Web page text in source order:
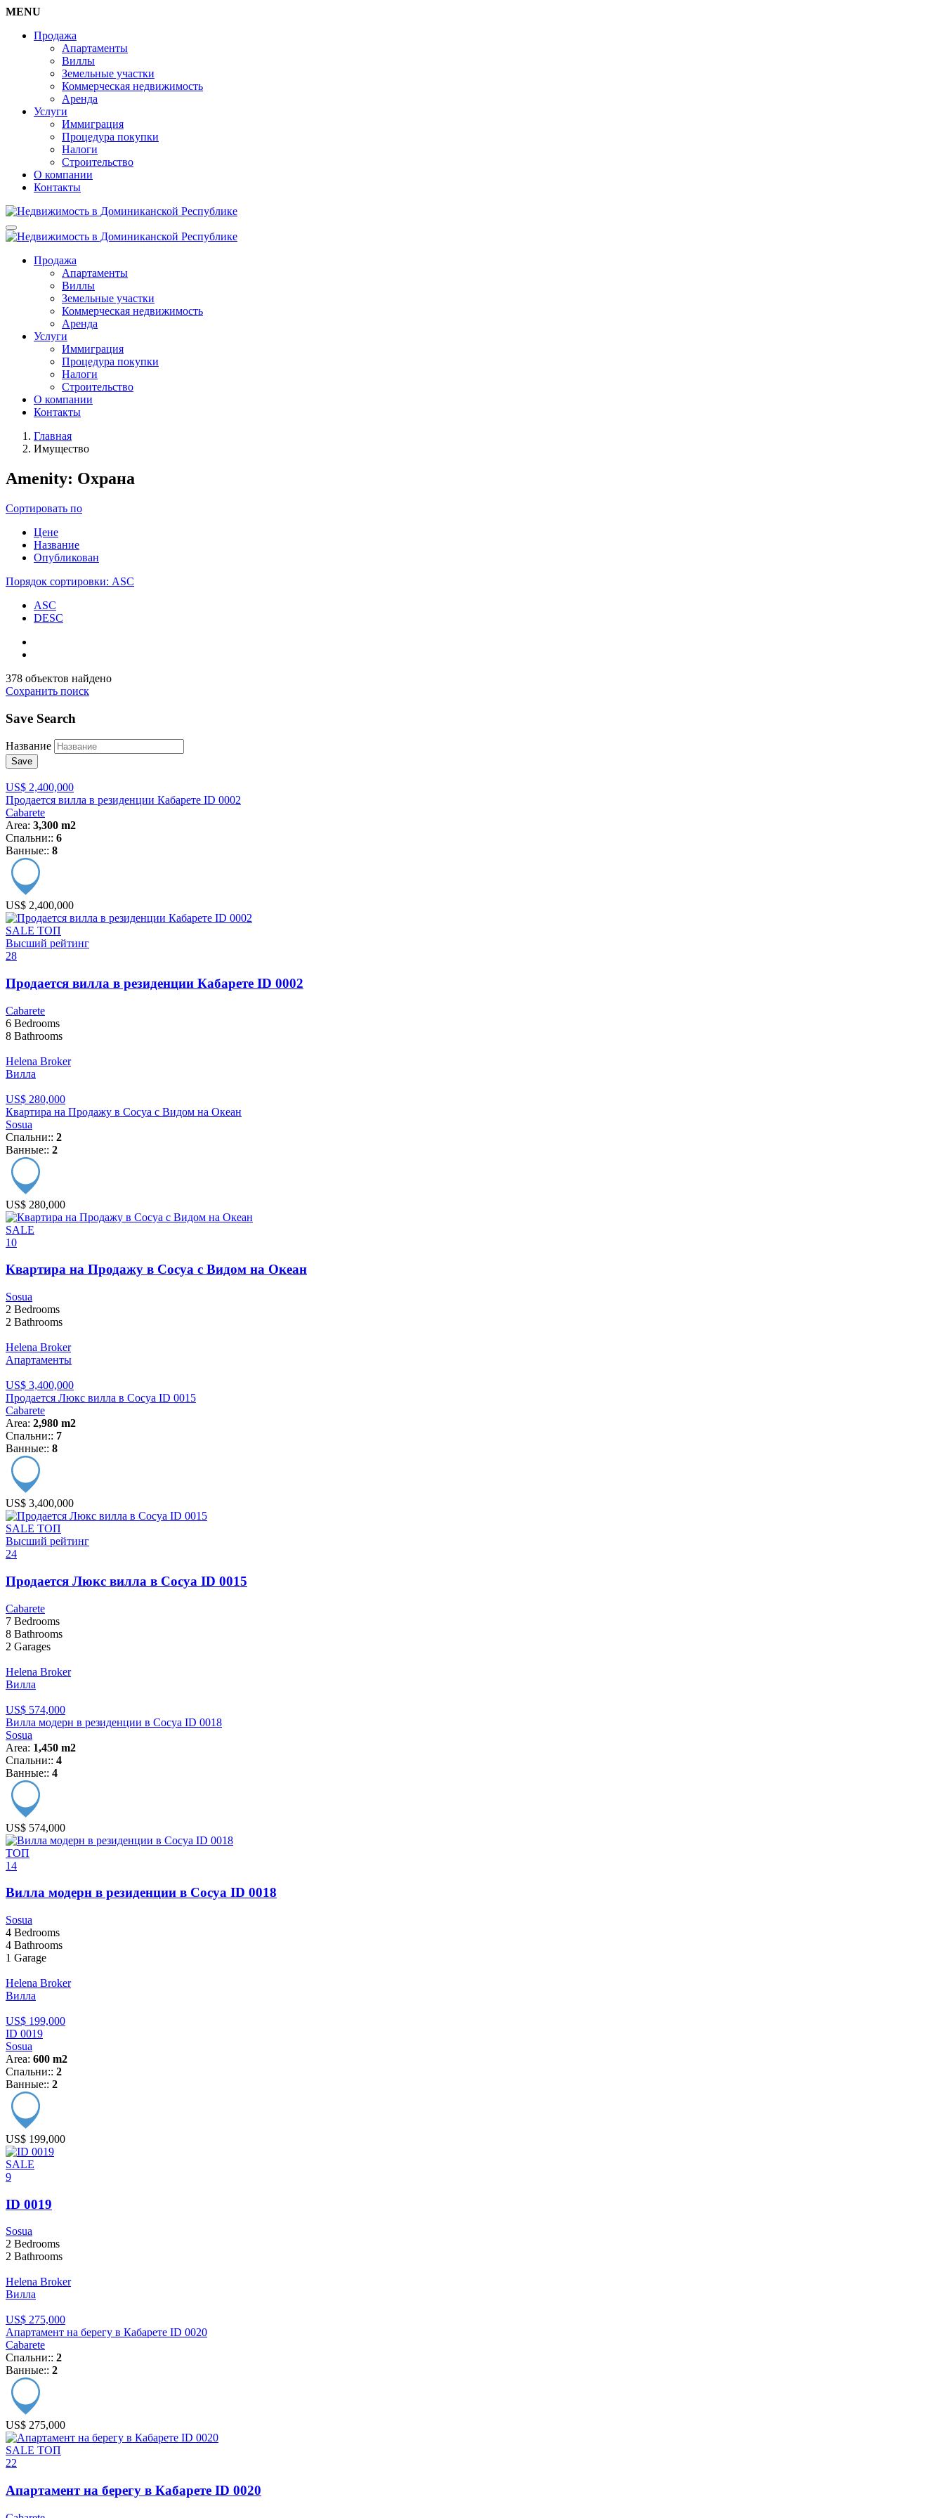
MENU
Продажа
Апартаменты
Виллы
Земельные участки
Коммерческая недвижимость
Аренда
Услуги
Иммиграция
Процедура покупки
Налоги
Строительство
О компании
Контакты
Продажа
Апартаменты
Виллы
Земельные участки
Коммерческая недвижимость
Аренда
Услуги
Иммиграция
Процедура покупки
Налоги
Строительство
О компании
Контакты
Главная
Имущество
Amenity: Охрана
Сортировать по
Цене
Название
Опубликован
Порядок сортировки: ASC
ASC
DESC
378 объектов найдено
Сохранить поиск
Save Search
Название
Save
US$ 2,400,000
Продается вилла в резиденции Кабарете ID 0002
Cabarete
Area: 3,300 m2
Спальни:: 6
Ванные:: 8
US$ 2,400,000
SALE ТОП
Высший рейтинг
28
Продается вилла в резиденции Кабарете ID 0002
Cabarete
6 Bedrooms
8 Bathrooms
Helena Broker
Вилла
US$ 280,000
Квартира на Продажу в Сосуа с Видом на Океан
Sosua
Спальни:: 2
Ванные:: 2
US$ 280,000
SALE
10
Квартира на Продажу в Сосуа с Видом на Океан
Sosua
2 Bedrooms
2 Bathrooms
Helena Broker
Апартаменты
US$ 3,400,000
Продается Люкс вилла в Сосуа ID 0015
Cabarete
Area: 2,980 m2
Спальни:: 7
Ванные:: 8
US$ 3,400,000
SALE ТОП
Высший рейтинг
24
Продается Люкс вилла в Сосуа ID 0015
Cabarete
7 Bedrooms
8 Bathrooms
2 Garages
Helena Broker
Вилла
US$ 574,000
Вилла модерн в резиденции в Сосуа ID 0018
Sosua
Area: 1,450 m2
Спальни:: 4
Ванные:: 4
US$ 574,000
ТОП
14
Вилла модерн в резиденции в Сосуа ID 0018
Sosua
4 Bedrooms
4 Bathrooms
1 Garage
Helena Broker
Вилла
US$ 199,000
ID 0019
Sosua
Area: 600 m2
Спальни:: 2
Ванные:: 2
US$ 199,000
SALE
9
ID 0019
Sosua
2 Bedrooms
2 Bathrooms
Helena Broker
Вилла
US$ 275,000
Апартамент на берегу в Кабарете ID 0020
Cabarete
Спальни:: 2
Ванные:: 2
US$ 275,000
SALE ТОП
22
Апартамент на берегу в Кабарете ID 0020